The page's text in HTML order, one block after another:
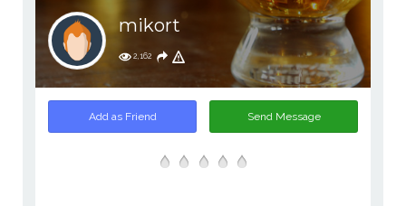
mikort
2,162
Add as Friend Send Message